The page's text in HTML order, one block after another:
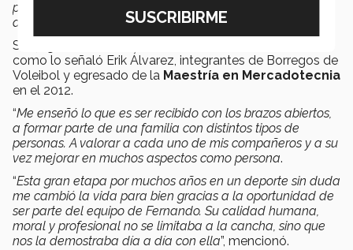
por dar su máximo, por permitirme ser nuevamente su
asistente
”, comentó.
Sus jugadores también recuerdan sus enseñanzas,
como lo señaló Erik Álvarez, integrantes de Borregos de
Voleibol y egresado de la Maestría en Mercadotecnia
en el 2012.
“Me enseñó lo que es ser recibido con los brazos abiertos,
a formar parte de una familia con distintos tipos de
personas. A valorar a cada uno de mis compañeros y a su
vez mejorar en muchos aspectos como persona.
“Esta gran etapa por muchos años en un deporte sin duda
me cambió la vida para bien gracias a la oportunidad de
ser parte del equipo de Fernando. Su calidad humana,
moral y profesional no se limitaba a la cancha, sino que
nos la demostraba día a día con ella”, mencionó.